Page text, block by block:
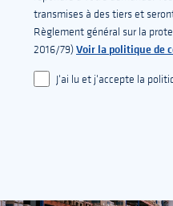
transmises à des tiers et
Règlement général sur la
2016/79)Voir la politique de
J'ai lu et j'accepte la